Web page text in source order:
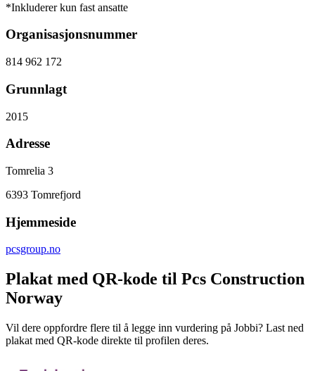
*Inkluderer kun fast ansatte
Organisasjonsnummer
814 962 172
Grunnlagt
2015
Adresse
Tomrelia 3
6393 Tomrefjord
Hjemmeside
pcsgroup.no
Plakat med QR-kode til Pcs Construction
Norway
Vil dere oppfordre flere til å legge inn vurdering på Jobbi? Last ned
plakat med QR-kode direkte til profilen deres.